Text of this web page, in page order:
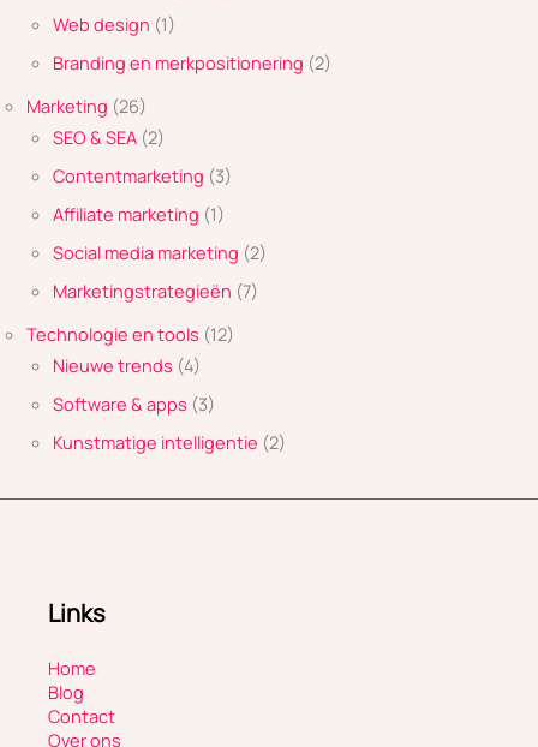
Web design (1)
Branding en merkpositionering (2)
Marketing (26)
SEO & SEA (2)
Contentmarketing (3)
Affiliate marketing (1)
Social media marketing (2)
Marketingstrategieën (7)
Technologie en tools (12)
Nieuwe trends (4)
Software & apps (3)
Kunstmatige intelligentie (2)
Links
Home
Blog
Contact
Over ons